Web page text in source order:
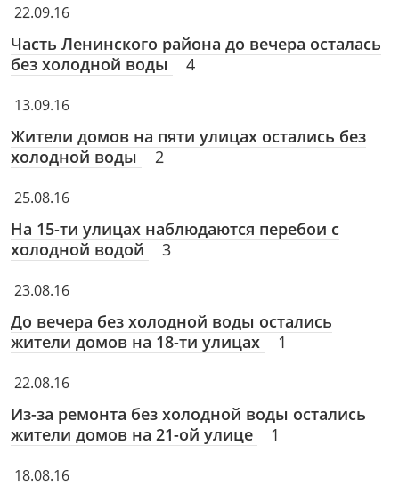
22.09.16
Часть Ленинского района до вечера осталась
без холодной воды
4
13.09.16
Жители домов на пяти улицах остались без
холодной воды
2
25.08.16
На 15-ти улицах наблюдаются перебои с
холодной водой
3
23.08.16
До вечера без холодной воды остались
жители домов на 18-ти улицах
1
22.08.16
Из-за ремонта без холодной воды остались
жители домов на 21-ой улице
1
18.08.16